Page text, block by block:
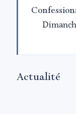
Actualité